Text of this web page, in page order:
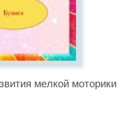
мелкой моторики